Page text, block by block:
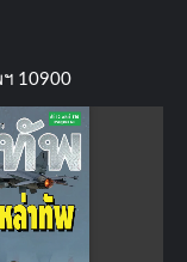
10900